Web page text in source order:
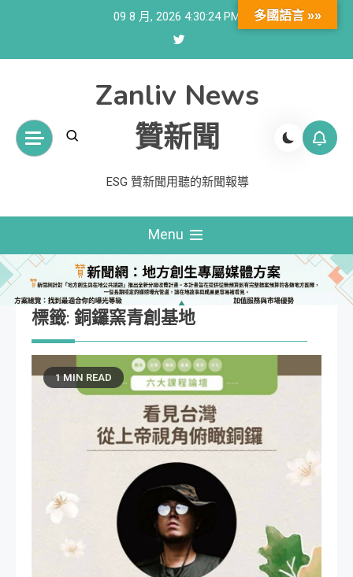
09 8 月, 2026 4:30:25 PM
Zanliv News
贊新聞
ESG 贊新聞用聽的新聞報導
Menu
標籤: 銅鑼窯青創基地
1 MIN READ
多國語言 »»